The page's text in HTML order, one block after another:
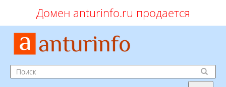
Домен anturinfo.ru продается